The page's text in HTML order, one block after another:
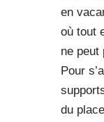
en
où tout
ne peut
Pour
du